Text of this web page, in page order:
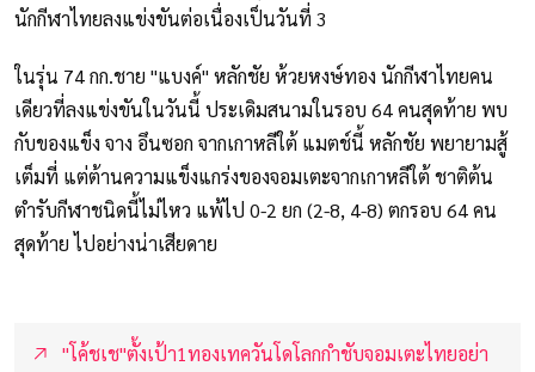
นักกีฬาไทยลงแข่งขันต่อเนื่องเป็นวันที่ 3
ในรุ่น 74 กก.ชาย "แบงค์" หลักชัย ห้วยหงษ์ทอง นักกีฬาไทยคน
เดียวที่ลงแข่งขันในวันนี้ ประเดิมสนามในรอบ 64 คนสุดท้าย พบ
กับของแข็ง จาง อึนซอก จากเกาหลีใต้ แมตช์นี้ หลักชัย พยายามสู้
เต็มที่ แต่ต้านความแข็งแกร่งของจอมเตะจากเกาหลีใต้ ชาติต้น
ตำรับกีฬาชนิดนี้ไม่ไหว แพ้ไป 0-2 ยก (2-8, 4-8) ตกรอบ 64 คน
สุดท้าย ไปอย่างน่าเสียดาย
"โค้ชเช"ตั้งเป้า1ทองเทควันโดโลกกำชับจอมเตะไทยอย่า